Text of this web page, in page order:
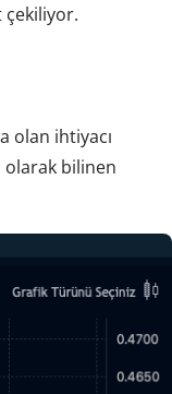
çekiliyor.
olan ihtiyacı
olarak bilinen